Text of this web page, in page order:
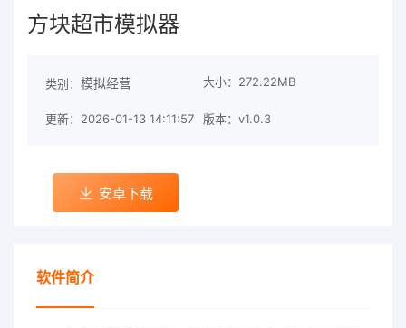
方块超市模拟器
类别： 模拟经营 大小：272.22MB
更新：2026-01-13 14:11:57 版本：v1.0.3
安卓下载
软件简介